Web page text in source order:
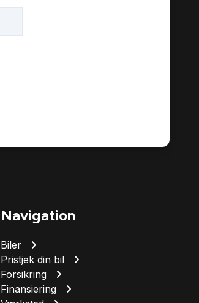
Navigation
Biler
Pristjek din bil
Forsikring
Finansiering